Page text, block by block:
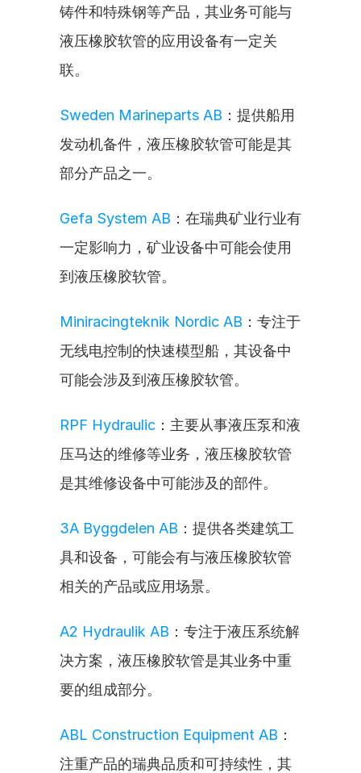
铸件和特殊钢等产品，其业务可能与
液压橡胶软管的应用设备有一定关
联。
Sweden Marineparts AB ：提供船用
发动机备件，液压橡胶软管可能是其
部分产品之一。
Gefa System AB ：在瑞典矿业行业有
一定影响力，矿业设备中可能会使用
到液压橡胶软管。
Miniracingteknik Nordic AB ：专注于
无线电控制的快速模型船，其设备中
可能会涉及到液压橡胶软管。
RPF Hydraulic ：主要从事液压泵和液
压马达的维修等业务，液压橡胶软管
是其维修设备中可能涉及的部件。
3A Byggdelen AB ：提供各类建筑工
具和设备，可能会有与液压橡胶软管
相关的产品或应用场景。
A2 Hydraulik AB ：专注于液压系统解
决方案，液压橡胶软管是其业务中重
要的组成部分。
ABL Construction Equipment AB ：
注重产品的瑞典品质和可持续性，其